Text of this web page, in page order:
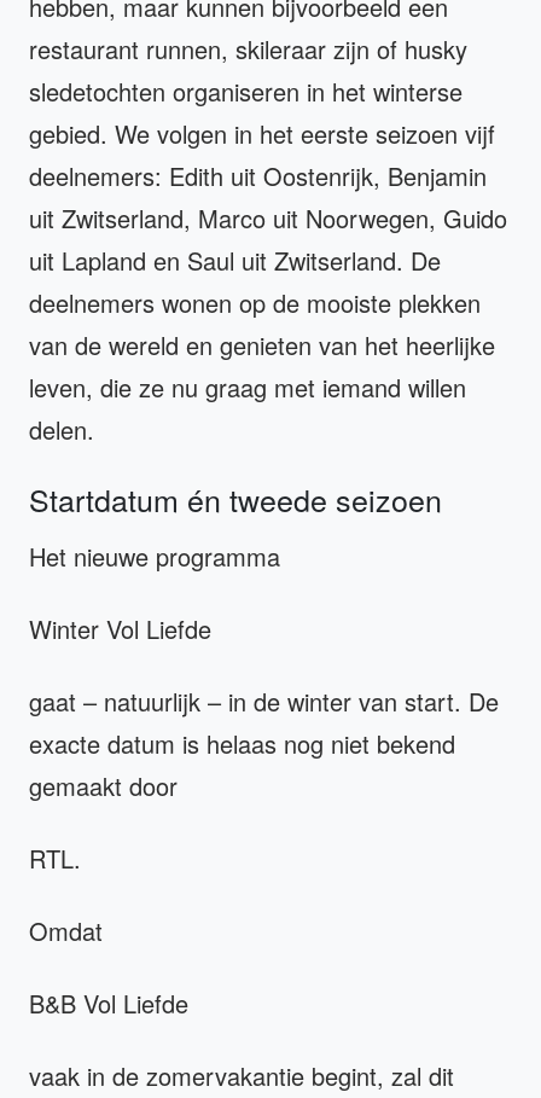
restaurant runnen, skileraar zijn of husky
sledetochten organiseren in het winterse
gebied. We volgen in het eerste seizoen vijf
deelnemers: Edith uit Oostenrijk, Benjamin
uit Zwitserland, Marco uit Noorwegen, Guido
uit Lapland en Saul uit Zwitserland. De
deelnemers wonen op de mooiste plekken
van de wereld en genieten van het heerlijke
leven, die ze nu graag met iemand willen
delen.
Startdatum én tweede seizoen
Het nieuwe programma
Winter Vol Liefde
gaat – natuurlijk – in de winter van start. De
exacte datum is helaas nog niet bekend
gemaakt door
RTL.
Omdat
B&B Vol Liefde
vaak in de zomervakantie begint, zal dit